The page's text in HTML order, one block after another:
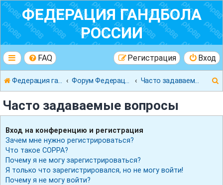
ФЕДЕРАЦИЯ ГАНДБОЛА
РОССИИ
FAQ Вход
Регистрация
Федерация гандбола России
Часто задаваемые вопросы
Вход на конференцию и регистрация
Зачем мне нужно регистрироваться?
Что такое COPPA?
Почему я не могу зарегистрироваться?
Я только что зарегистрировался, но не могу войти!
Почему я не могу войти?